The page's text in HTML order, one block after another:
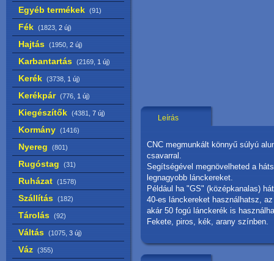
Egyéb termékek (91)
Fék (1823, 2 új)
Hajtás (1950, 2 új)
Karbantartás (2169, 1 új)
Kerék (3738, 1 új)
Kerékpár (776, 1 új)
Kiegészítők (4381, 7 új)
Kormány (1416)
Nyereg (801)
Rugóstag (31)
Ruházat (1578)
Szállítás (182)
Tárolás (92)
Váltás (1075, 3 új)
Váz (355)
Leírás
CNC megmunkált könnyű súlyú
csavarral.
Segítségével megnövelheted a
legnagyobb lánckereket.
Például ha "GS" (középkanalas)
40-es lánckereket használhatsz,
akár 50 fogú lánckerék is
Fekete, piros, kék, arany színben.